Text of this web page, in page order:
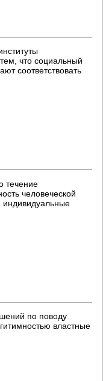
что социальный
соответствовать
течение
человеческой
индивидуальные
по поводу
властные